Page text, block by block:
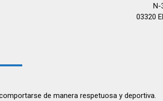
N-
03320
de manera respetuosa y deportiva.